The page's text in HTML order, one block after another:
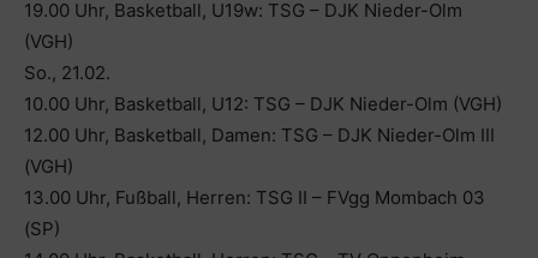
19.00 Uhr, Basketball, U19w: TSG – DJK Nieder-Olm
(VGH)
So., 21.02.
10.00 Uhr, Basketball, U12: TSG – DJK Nieder-Olm (VGH)
12.00 Uhr, Basketball, Damen: TSG – DJK Nieder-Olm III
(VGH)
13.00 Uhr, Fußball, Herren: TSG II – FVgg Mombach 03
(SP)